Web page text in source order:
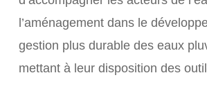
l’aménagement dans le
gestion plus durable des eaux
mettant à leur disposition des